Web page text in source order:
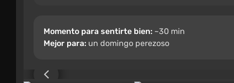
Momento para sentirte bien: ~30 min
Mejor para: un domingo perezoso